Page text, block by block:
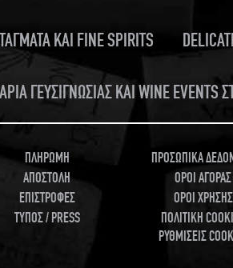
ΚΑΙ FINE SPIRITS
ΓΕΥΣΙΓΝΩΣΙΑΣ ΚΑΙ WINE
ΠΛΗΡΩΜΗ
ΑΠΟΣΤΟΛΗ
ΕΠΙΣΤΡΟΦΕΣ
ΤΥΠΟΣ / PRESS
ΠΡΟΣΩΠΙΚΑ
ΟΡΟΙ ΑΓΟΡΑΣ
ΟΡΟΙ ΧΡΗΣΗΣ
ΠΟΛΙΤΙΚΗ
ΡΥΘΜΙΣΕΙΣ